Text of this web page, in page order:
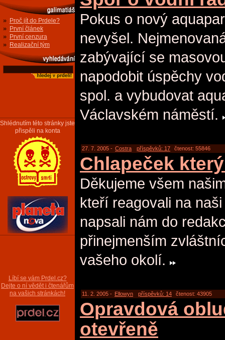
» Proč jít do Prdele?
» První článek
» První cenzura
» Realizační tým
Shlédnutím této stránky jste
přispěli na konta
Líbí se vám Prdel.cz?
Dejte o ní vědět i čtenářům
na vašich stránkách!
Pokus o nový
nevyšel.
zabývající se
napodobit úspěchy
spol. a vybudovat
Václavském náměstí.
27. 7. 2005 - Costra příspěvků: 17 čtenost: 55846
Chlapeček
Děkujeme všem
kteří reagovali na
napsali nám do
přinejmenším
vašeho okolí.
11. 2. 2005 - Ellowyn příspěvků: 14 čtenost: 43905
Opravdová
otevřeně